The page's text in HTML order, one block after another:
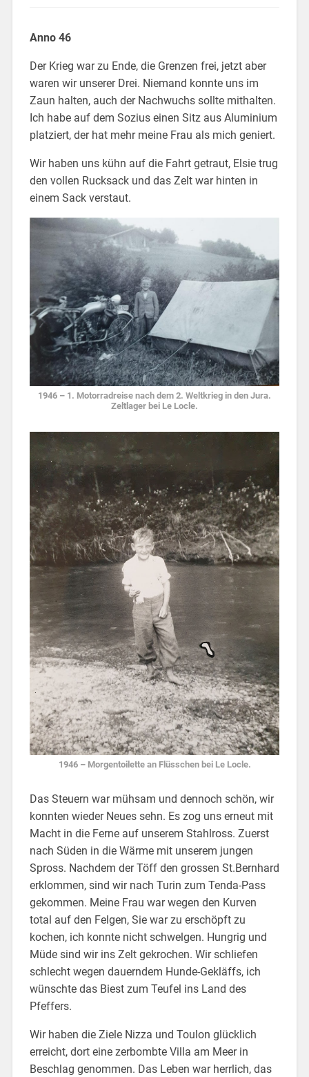
Anno 46
Der Krieg war zu Ende, die Grenzen frei, jetzt aber
waren wir unserer Drei. Niemand konnte uns im
Zaun halten, auch der Nachwuchs sollte mithalten.
Ich habe auf dem Sozius einen Sitz aus Aluminium
platziert, der hat mehr meine Frau als mich geniert.
Wir haben uns kühn auf die Fahrt getraut, Elsie trug
den vollen Rucksack und das Zelt war hinten in
einem Sack verstaut.
1946 – 1. Motorradreise nach dem 2. Weltkrieg in den Jura.
Zeltlager bei Le Locle.
1946 – Morgentoilette an Flüsschen bei Le Locle.
Das Steuern war mühsam und dennoch schön, wir
konnten wieder Neues sehn. Es zog uns erneut mit
Macht in die Ferne auf unserem Stahlross. Zuerst
nach Süden in die Wärme mit unserem jungen
Spross. Nachdem der Töff den grossen St.Bernhard
erklommen, sind wir nach Turin zum Tenda-Pass
gekommen. Meine Frau war wegen den Kurven
total auf den Felgen, Sie war zu erschöpft zu
kochen, ich konnte nicht schwelgen. Hungrig und
Müde sind wir ins Zelt gekrochen. Wir schliefen
schlecht wegen dauerndem Hunde-Gekläffs, ich
wünschte das Biest zum Teufel ins Land des
Pfeffers.
Wir haben die Ziele Nizza und Toulon glücklich
erreicht, dort eine zerbombte Villa am Meer in
Beschlag genommen. Das Leben war herrlich, das